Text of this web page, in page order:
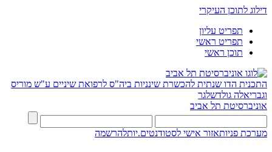
דילוג לתוכן העיקרי
תפריט עליון
תפריט ראשי
תוכן ראשי
התכנית הדו שנתית להכשרת שינניות ביה"ס לרפואת שיניים ע"ש מוריס
וגבריאלה גולדשלגר
אוניברסיטת תל אביב
מערכת פניותאזור אישי לסטודנטים.יותלהרשמה